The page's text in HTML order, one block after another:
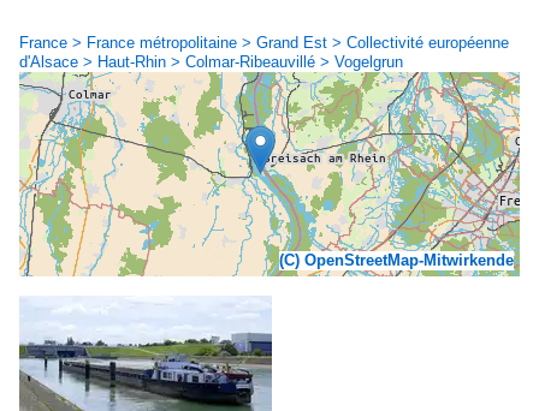
France > France métropolitaine > Grand Est > Collectivité européenne
d'Alsace > Haut-Rhin > Colmar-Ribeauvillé > Vogelgrun
(C) OpenStreetMap-Mitwirkende